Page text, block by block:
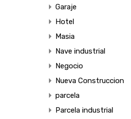
Garaje
Hotel
Masia
Nave industrial
Negocio
Nueva Construccion
parcela
Parcela industrial